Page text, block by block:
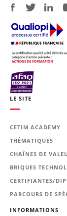
LE SITE
CETIM ACADEMY
THÉMATIQUES
CHAÎNES DE
BRIQUES
CERTIFIANTES/
PARCOURS DE
INFORMATIONS